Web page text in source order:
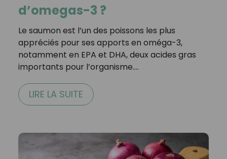
d’omegas-3 ?
Le saumon est l’un des poissons les plus
appréciés pour ses apports en oméga-3,
notamment en EPA et DHA, deux acides gras
importants pour l’organisme.…
LIRE LA SUITE